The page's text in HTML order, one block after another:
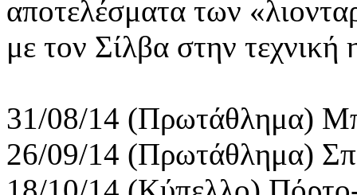
αποτελέσματα των
με τον Σίλβα στην
31/08/14 (Πρωτάθλημα)
26/09/14 (Πρωτάθλημα)